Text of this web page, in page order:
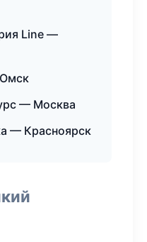
Line —
— Москва
— Красноярск